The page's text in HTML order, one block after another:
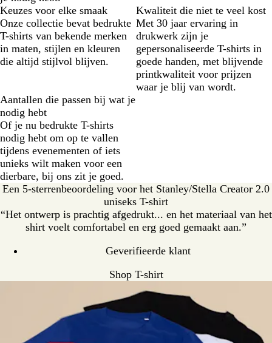
Keuzes voor elke smaak
Onze collectie bevat bedrukte
T-shirts van bekende merken
in maten, stijlen en kleuren
die altijd stijlvol blijven.
Kwaliteit die niet te veel kost
Met 30 jaar ervaring in
drukwerk zijn je
gepersonaliseerde T-shirts in
goede handen, met blijvende
printkwaliteit voor prijzen
waar je blij van wordt.
Aantallen die passen bij wat je
nodig hebt
Of je nu bedrukte T-shirts
nodig hebt om op te vallen
tijdens evenementen of iets
unieks wilt maken voor een
dierbare, bij ons zit je goed.
Een 5-sterrenbeoordeling voor het Stanley/Stella Creator 2.0
uniseks T-shirt
“Het ontwerp is prachtig afgedrukt... en het materiaal van het
shirt voelt comfortabel en erg goed gemaakt aan.”
Geverifieerde klant
Shop T-shirt